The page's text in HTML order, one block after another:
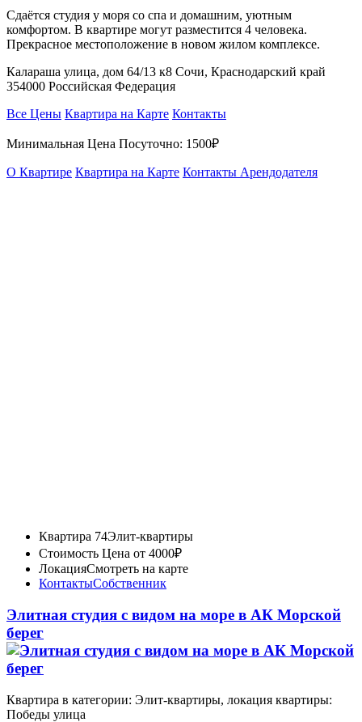
Сдаётся студия у моря со спа и домашним, уютным
комфортом. В квартире могут разместится 4 человека.
Прекрасное местоположение в новом жилом комплексе.
Калараша улица, дом 64/13 к8 Сочи, Краснодарский край
354000 Российская Федерация
Все Цены Квартира на Карте Контакты
Минимальная Цена Посуточно: 1500₽
О Квартире Квартира на Карте Контакты Арендодателя
Квартира 74Элит-квартиры
Стоимость Цена от 4000₽
ЛокацияСмотреть на карте
КонтактыСобственник
Элитная студия с видом на море в АК Морской
берег
Квартира в категории: Элит-квартиры, локация квартиры:
Победы улица